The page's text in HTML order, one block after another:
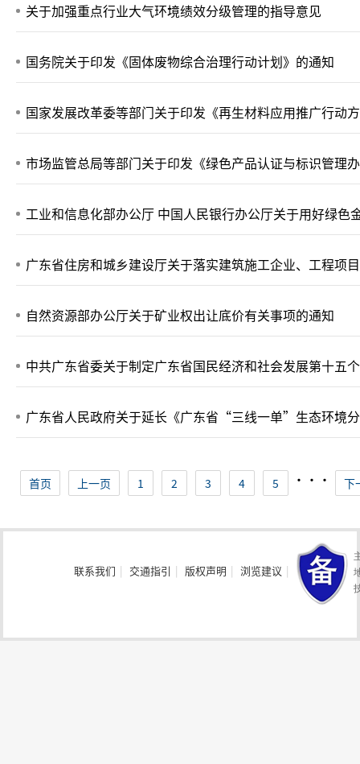
关于加强重点行业大气环境绩效分级管理的指导意见
国务院关于印发《固体废物综合治理行动计划》的通知
国家发展改革委等部门关于印发《再生材料应用推广行动
市场监管总局等部门关于印发《绿色产品认证与标识管理
工业和信息化部办公厅 中国人民银行办公厅关于用好绿色
广东省住房和城乡建设厅关于落实建筑施工企业、工程项
自然资源部办公厅关于矿业权出让底价有关事项的通知
中共广东省委关于制定广东省国民经济和社会发展第十五
广东省人民政府关于延长《广东省“三线一单”生态环境
首页 上一页 1 2 3 4 5 ··· 下
联系我们 | 交通指引 | 版权声明 | 浏览建议 |